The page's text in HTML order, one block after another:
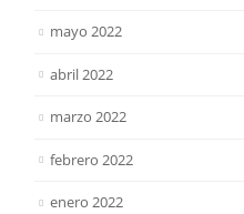
mayo 2022
abril 2022
marzo 2022
febrero 2022
enero 2022